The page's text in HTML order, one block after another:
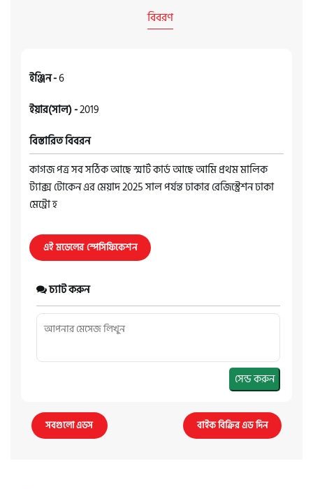
বিবরণ
ইঞ্জিন -6
ইয়ার(সাল) -2019
বিস্তারিত বিবরন
কাগজ পত্র সব সঠিক আছে স্মার্ট কার্ড আছে আমি প্রথম মালিক
ট্যাক্স টোকেন এর মেয়াদ 2025 সাল পর্যন্ত ঢাকার রেজিস্ট্রেশন ঢাকা
মেট্রো হ
এই মডেলের স্পেসিফিকেশন
চ্যাট করুন
সেন্ড করুন
সবগুলো এডস বাইক বিক্রির এড দিন